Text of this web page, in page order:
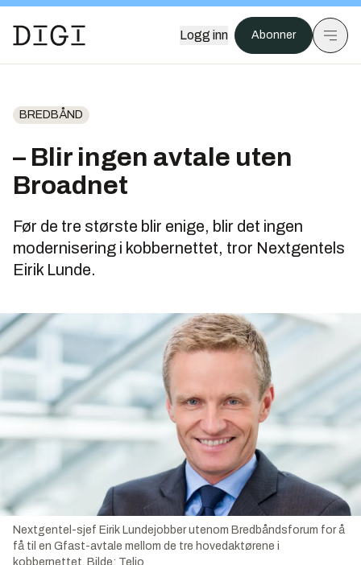
Logg inn Abonner
BREDBÅND
– Blir ingen avtale uten
Broadnet
Før de tre største blir enige, blir det ingen
modernisering i kobbernettet, tror Nextgentels
Eirik Lunde.
Nextgentel-sjef Eirik Lundejobber utenom Bredbåndsforum for å
få til en Gfast-avtale mellom de tre hovedaktørene i
kobbernettet. Bilde: Telio